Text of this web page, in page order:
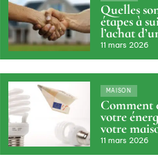
Quelles
étapes à
l’achat
11 mars 2026
MAISON
Comment
votre
votre
11 mars 2026